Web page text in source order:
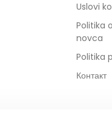
Uslovi
Politika
novca
Politika
Контакт